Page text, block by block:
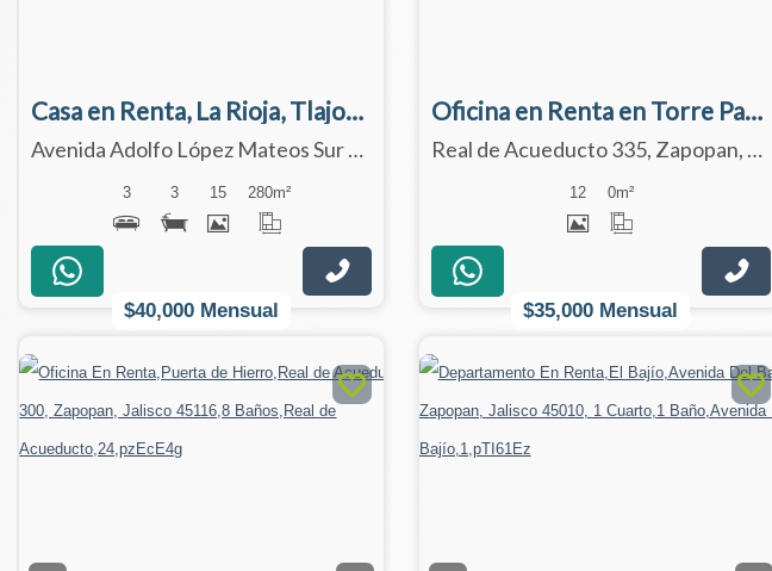
Casa en Renta, La Rioja, Tlajomulco de Zuñiga
Avenida Adolfo López Mateos Sur 7000, Tlajomulco de Zúñiga, Jalisco 45645
3 3 15 280m²
$40,000 Mensual
Oficina en Renta en Torre Panorama Acueducto, Zona Andares, Zapopan, Jalisco
Real de Acueducto 335, Zapopan, Jalisco 45116
12 0m²
$35,000 Mensual